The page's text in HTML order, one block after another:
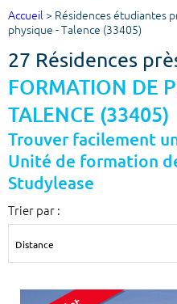
Votre
Ville, école
Budget min
€
Surface min
Type de location
Accueil > Résidences étudiantes
physique - Talence (33405)
27 Résidences
FORMATION DE
TALENCE (33405)
Trouver facilement
Unité de formation
Studylease
Trier par :